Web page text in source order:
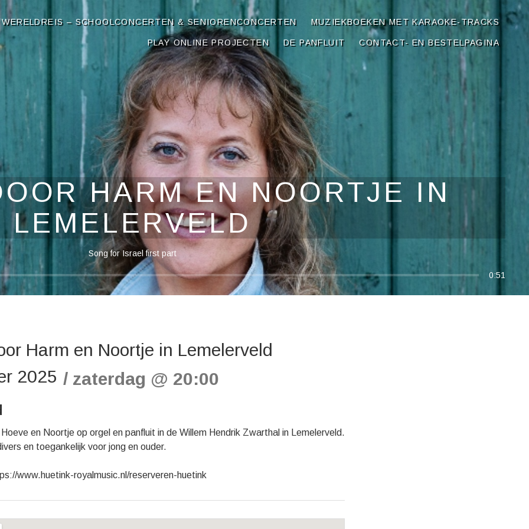
– SCHOOLCONCERTEN & SENIORENCONCERTEN MUZIEKBOEKEN MET KARAOKE-TRACKS
PLAY ONLINE PROJECTEN DE PANFLUIT CONTACT- EN BESTELPAGINA
HARM EN NOORTJE IN
LEMELERVELD
Song for Israel first part
0:51
Harm en Noortje in Lemelerveld
2025
zaterdag @ 20:00
en Noortje op orgel en panfluit in de Willem Hendrik Zwarthal in Lemelerveld.
en toegankelijk voor jong en ouder.
www.huetink-royalmusic.nl/reserveren-huetink